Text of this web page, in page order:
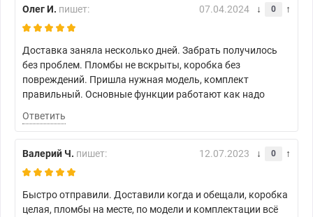
Олег И. пишет: 07.04.2024 0
Доставка заняла несколько дней. Забрать получилось
без проблем. Пломбы не вскрыты, коробка без
повреждений. Пришла нужная модель, комплект
правильный. Основные функции работают как надо
Ответить
Валерий Ч. пишет: 12.07.2023 0
Быстро отправили. Доставили когда и обещали, коробка
целая, пломбы на месте, по модели и комплектации всё